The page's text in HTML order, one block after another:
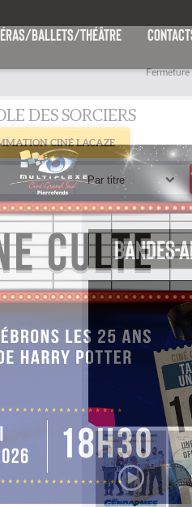
BALLETS/THÉÂTRE
CINÉ LACAZE
Par titre
BANDES-